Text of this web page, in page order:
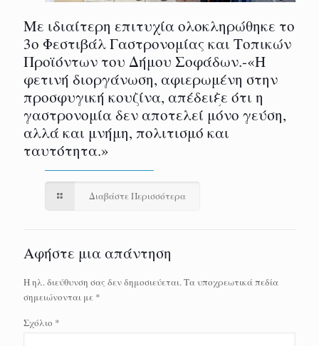
Με ιδιαίτερη επιτυχία ολοκληρώθηκε το
3ο Φεστιβάλ Γαστρονομίας και Τοπικών
Προϊόντων του Δήμου Σοφάδων.-«Η
φετινή διοργάνωση, αφιερωμένη στην
προσφυγική κουζίνα, απέδειξε ότι η
γαστρονομία δεν αποτελεί μόνο γεύση,
αλλά και μνήμη, πολιτισμό και
ταυτότητα.»
Διαβάστε Περισσότερα
Αφήστε μια απάντηση
Η ηλ. διεύθυνση σας δεν δημοσιεύεται.Τα υποχρεωτικά πεδία
σημειώνονται με *
Σχόλιο *